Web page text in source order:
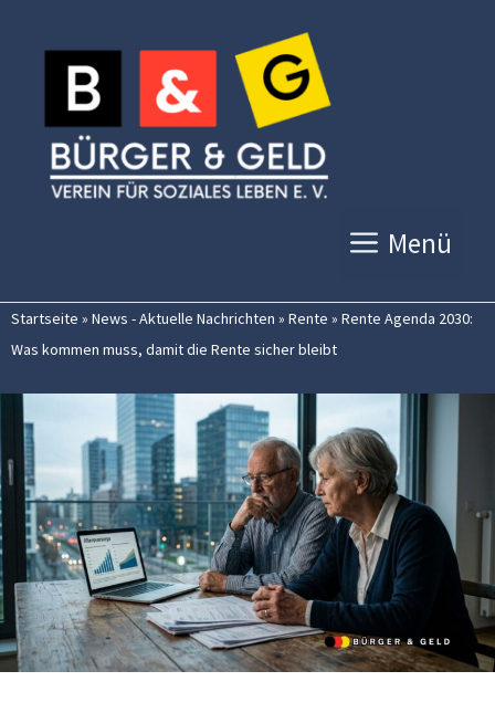
Inhalt
springen
Menü
Startseite » News - Aktuelle Nachrichten » Rente » Rente Agenda 2030:
Was kommen muss, damit die Rente sicher bleibt